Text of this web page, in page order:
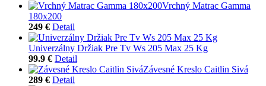
Vrchný Matrac Gamma
180x200
249 € Detail
Univerzálny Držiak Pre Tv Ws 205 Max 25 Kg
99.9 € Detail
Závesné Kreslo Caitlin Sivá
289 € Detail